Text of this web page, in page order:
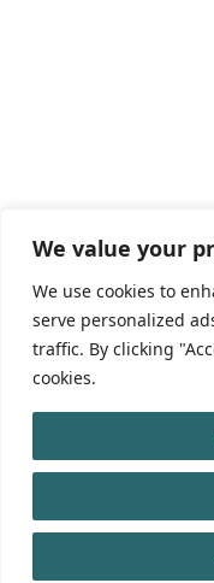
We value your
We use cookies to
serve personalized
traffic. By clicking
cookies.